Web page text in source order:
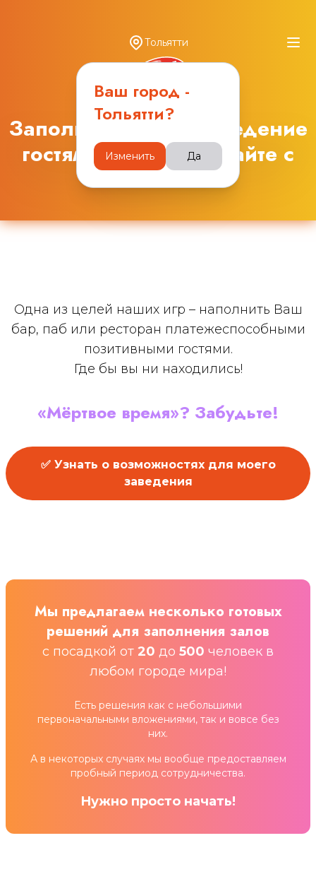
Тольятти
Ваш город -
Тольятти?
Изменить Да
Заполняйте ваше заведение
гостями и зарабатывайте с
Obana.club
Одна из целей наших игр – наполнить Ваш
бар, паб или ресторан платежеспособными
позитивными гостями.
Где бы вы ни находились!
«Мёртвое время»? Забудьте!
✅ Узнать о возможностях для моего
заведения
Мы предлагаем несколько готовых
решений для заполнения залов
с посадкой от 20 до 500 человек в
любом городе мира!
Есть решения как с небольшими
первоначальными вложениями, так и вовсе без
них.
А в некоторых случаях мы вообще предоставляем
пробный период сотрудничества.
Нужно просто начать!